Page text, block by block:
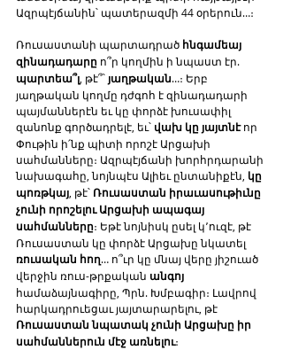
Ազրպէյճանին՝ պատերազմի 44 օրերուն…։
Ռուսաստանի պարտադրած հնգամեայ
զինադադարը ո՞ր կողմին ի նպաստ էր.
պարտեա՞լ , թէ՞՝ յաղթական…։ Երբ
յաղթական կողմը դժգոհ է զինադադարի
պայմաններէն եւ կը փորձէ խուսափիլ
զանոնք գործադրելէ, եւ՝ վախ կը յայտնէ որ
Փութին ի՛նք պիտի որոշէ Արցախի
սահմանները։ Ազրպէյճանի խորհրդարանի
նախագահը, նոյնպէս Ալիեւ ընտանիքէն, կը
պոռթկայ , թէ՝ Ռուսաստան իրաւասութիւնը
չունի որոշելու Արցախի ապագայ
սահմանները։ Եթէ նոյնիսկ ըսել կ՚ուզէ, թէ
Ռուսաստան կը փորձէ Արցախը նկատել
ռուսական հող… ո՞ւր կը մնայ վերը յիշուած
վերջին ռուս-թրքական անգոյ
համաձայնագիրը, Պրն. Խմբագիր։ Լավրով
հարկադրուեցաւ յայտարարելու, թէ
Ռուսաստան նպատակ չունի Արցախը իր
սահմաններուն մէջ առնելու։